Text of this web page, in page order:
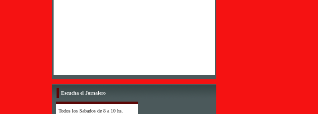
Escucha el Jornalero
Todos los Sabados de 8 a 10 hs.